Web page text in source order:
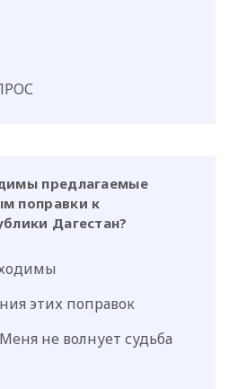
предлагаемые
поправки к
Дагестан?
этих поправок
не волнует судьба